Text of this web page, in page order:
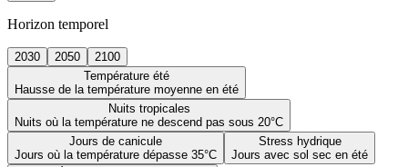
Horizon temporel
2030 2050
2100
Température été
Hausse de la température moyenne en été
Nuits tropicales
Nuits où la température ne descend pas sous 20°C
Jours de canicule
Jours où la température dépasse 35°C
Stress hydrique
Jours avec sol sec en été